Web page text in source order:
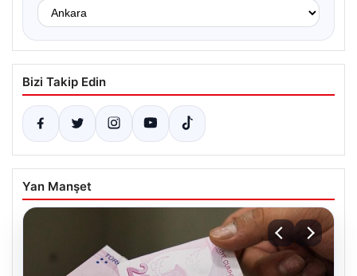
Bizi Takip Edin
Yan Manşet